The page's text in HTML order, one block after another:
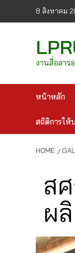
8 สิงหาคม
งานสื่อสาร
หน้าหลัก
สถิติการให้
HOME
ส
ผ